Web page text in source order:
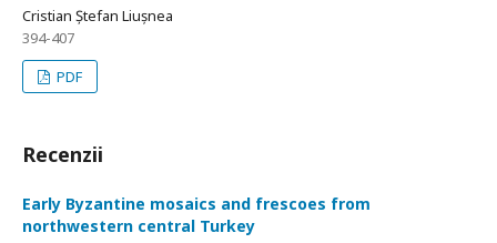
Cristian Ștefan Liușnea
394-407
PDF
Recenzii
Early Byzantine mosaics and frescoes from
northwestern central Turkey